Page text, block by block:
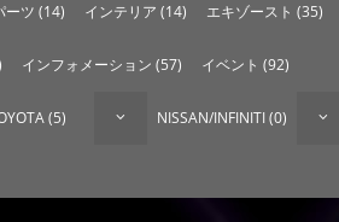
ーツ (14) インテリア (14) エキゾースト (35)
インフォメーション (57) イベント (92)
(5) NISSAN/INFINITI (0)